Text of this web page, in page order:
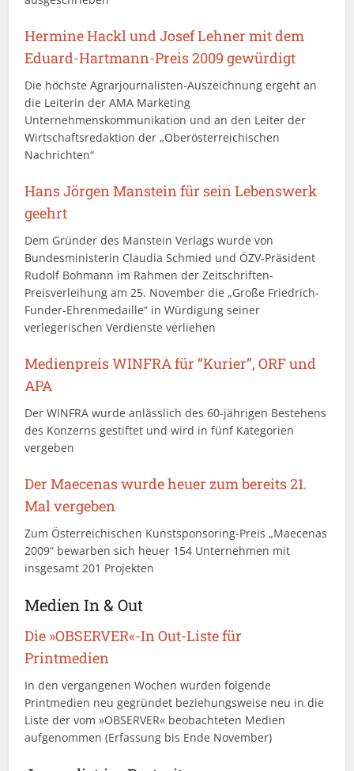
Hermine Hackl und Josef Lehner mit dem
Eduard-Hartmann-Preis 2009 gewürdigt
Die höchste Agrarjournalisten-Auszeichnung ergeht an
die Leiterin der AMA Marketing
Unternehmenskommunikation und an den Leiter der
Wirtschaftsredaktion der „Oberösterreichischen
Nachrichten“
Hans Jörgen Manstein für sein Lebenswerk
geehrt
Dem Gründer des Manstein Verlags wurde von
Bundesministerin Claudia Schmied und ÖZV-Präsident
Rudolf Bohmann im Rahmen der Zeitschriften-
Preisverleihung am 25. November die „Große Friedrich-
Funder-Ehrenmedaille“ in Würdigung seiner
verlegerischen Verdienste verliehen
Medienpreis WINFRA für “Kurier”, ORF und
APA
Der WINFRA wurde anlässlich des 60-jährigen Bestehens
des Konzerns gestiftet und wird in fünf Kategorien
vergeben
Der Maecenas wurde heuer zum bereits 21.
Mal vergeben
Zum Österreichischen Kunstsponsoring-Preis „Maecenas
2009“ bewarben sich heuer 154 Unternehmen mit
insgesamt 201 Projekten
Medien In & Out
Die »OBSERVER«-In Out-Liste für
Printmedien
In den vergangenen Wochen wurden folgende
Printmedien neu gegründet beziehungsweise neu in die
Liste der vom »OBSERVER« beobachteten Medien
aufgenommen (Erfassung bis Ende November)